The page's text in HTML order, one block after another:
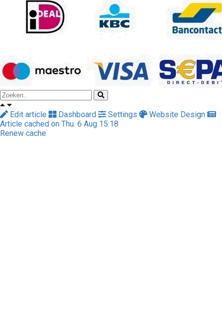
Edit article Dashboard Settings
Website Design
Article cached on Thu. 6 Aug 15:18
Renew cache